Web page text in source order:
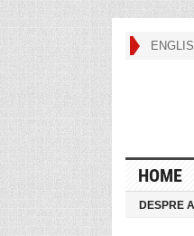
HOME
DESPRE